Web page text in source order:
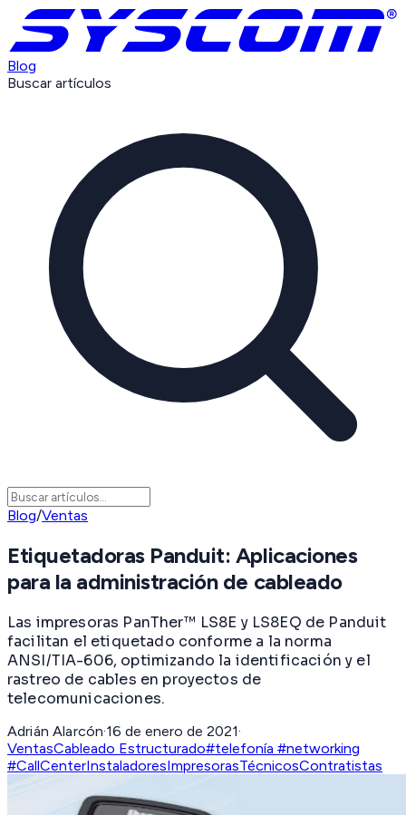
Blog
Buscar artículos
Blog/Ventas
Etiquetadoras Panduit: Aplicaciones
para la administración de cableado
Las impresoras PanTher™ LS8E y LS8EQ de Panduit
facilitan el etiquetado conforme a la norma
ANSI/TIA-606, optimizando la identificación y el
rastreo de cables en proyectos de
telecomunicaciones.
Adrián Alarcón·16 de enero de 2021·
VentasCableado Estructurado#telefonía #networking
#CallCenterInstaladoresImpresorasTécnicosContratistas